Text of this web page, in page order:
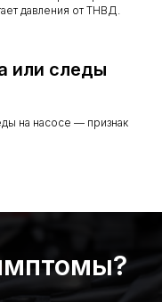
давления от ТНВД.
или следы
на насосе — признак